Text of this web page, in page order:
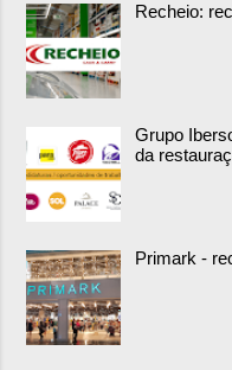
Recheio:
Grupo
da
Primark -